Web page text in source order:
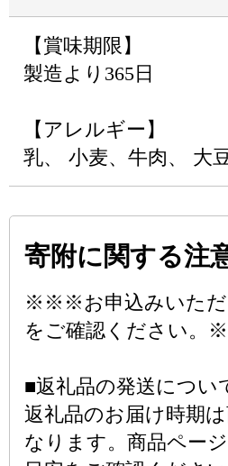
【賞味期限】
製造より365日
【アレルギー】
乳、 小麦、牛肉、 大
寄附に関する注
※※※お申込みいただ
をご確認ください
■返礼品の発送につい
返礼品のお届け時期
なります。商品ペー